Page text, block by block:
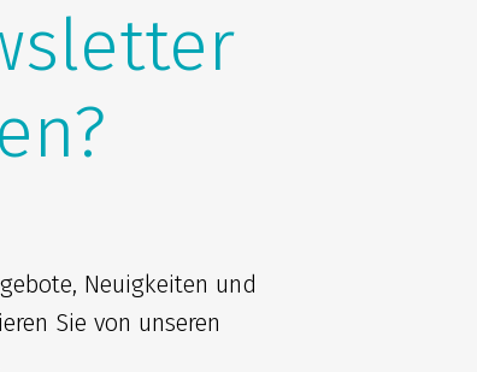
Neuigkeiten und
Sie von unseren